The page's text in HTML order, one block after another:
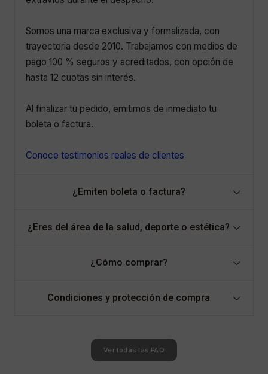
extravíos durante el despacho.
Somos una marca exclusiva y formalizada, con
trayectoria desde 2010. Trabajamos con medios de
pago 100 % seguros y acreditados, con opción de
hasta 12 cuotas sin interés.
Al finalizar tu pedido, emitimos de inmediato tu
boleta o factura.
Conoce testimonios reales de clientes
¿Emiten boleta o factura?
¿Eres del área de la salud, deporte o estética?
¿Cómo comprar?
Condiciones y protección de compra